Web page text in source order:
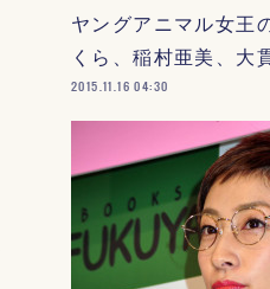
ヤングアニマル女王
くら、稲村亜美、
2015.11.16 04:30